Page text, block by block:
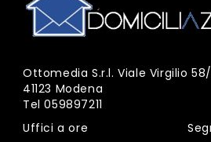
Ottomedia S.r.l. Viale Virgilio
41123 Modena
Tel059897211
Uffici a ore